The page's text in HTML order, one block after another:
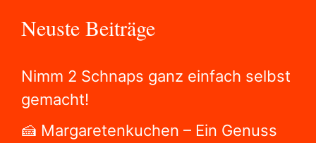
Neuste Beiträge
Nimm 2 Schnaps ganz einfach selbst
gemacht!
🍰 Margaretenkuchen – Ein Genuss